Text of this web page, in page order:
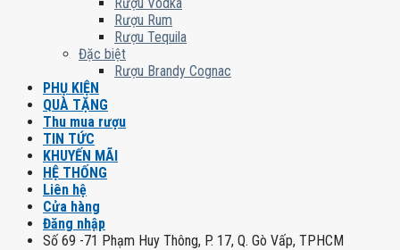
Rượu Rum
Rượu Tequila
Đặc biệt
Rượu Brandy Cognac
PHỤ KIỆN
QUÀ TẶNG
Thu mua rượu
TIN TỨC
KHUYẾN MÃI
HỆ THỐNG
Liên hệ
Cửa hàng
Đăng nhập
Số 69 -71 Phạm Huy Thông, P. 17, Q. Gò Vấp, TPHCM